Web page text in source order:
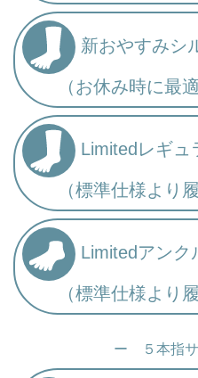
新おやすみシ
（お休み時に最適
Limitedレギュ
（標準仕様より履
Limitedアンク
（標準仕様より履
ー ５本指